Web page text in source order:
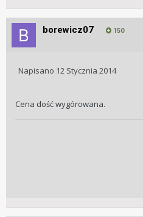
borewicz07 150
Napisano 12 Stycznia 2014
Cena dość wygórowana.